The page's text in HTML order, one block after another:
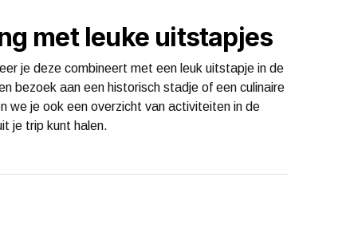
met leuke uitstapjes
je deze combineert met een leuk uitstapje in de
bezoek aan een historisch stadje of een culinaire
we je ook een overzicht van activiteiten in de
je trip kunt halen.